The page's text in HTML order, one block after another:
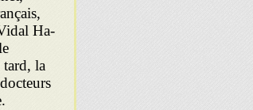
Ha-
la